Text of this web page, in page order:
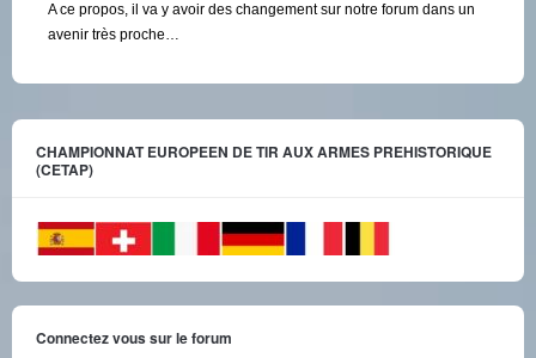
A ce propos, il va y avoir des changement sur notre forum dans un
avenir très proche…
CHAMPIONNAT EUROPEEN DE TIR AUX ARMES PREHISTORIQUE
(CETAP)
Connectez vous sur le forum